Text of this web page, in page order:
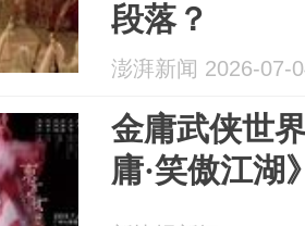
段落？
澎湃新闻 2026-07-
金庸武侠世
庸·笑傲江湖